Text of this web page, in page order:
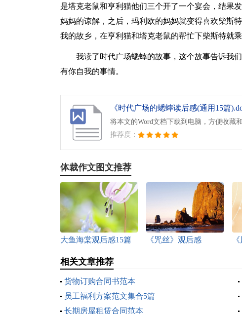
是塔克老鼠和亨利猫他们三个开了一个宴会，结果
妈妈的谅解，之后，玛利欧的妈妈就变得喜欢柴斯
我的故乡，在亨利猫和塔克老鼠的帮忙下柴斯特就乘
我读了时代广场蟋蟀的故事，这个故事告诉我
有你自我的事情。
《时代广场的蟋蟀读后感(通用15篇
将本文的Word文档下载到电脑，方便收藏
推荐度：
体裁作文图文推荐
大鱼海棠观后感15篇 《咒丝》观后感
相关文章推荐
货物订购合同书范本
员工福利方案范文集合5篇
长期房屋租赁合同范本